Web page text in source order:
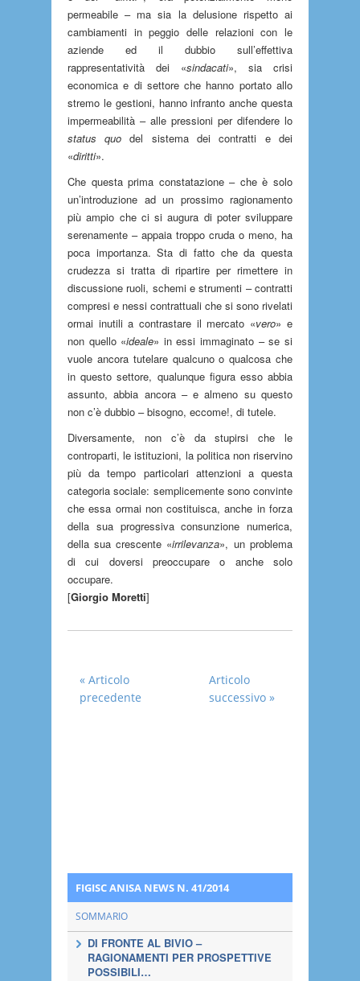
permeabile – ma sia la delusione rispetto ai
cambiamenti in peggio delle relazioni con le
aziende ed il dubbio sull’effettiva
rappresentatività dei «sindacati», sia crisi
economica e di settore che hanno portato allo
stremo le gestioni, hanno infranto anche questa
impermeabilità – alle pressioni per difendere lo
status quo del sistema dei contratti e dei
«diritti».
Che questa prima constatazione – che è solo
un’introduzione ad un prossimo ragionamento
più ampio che ci si augura di poter sviluppare
serenamente – appaia troppo cruda o meno, ha
poca importanza. Sta di fatto che da questa
crudezza si tratta di ripartire per rimettere in
discussione ruoli, schemi e strumenti – contratti
compresi e nessi contrattuali che si sono rivelati
ormai inutili a contrastare il mercato «vero» e
non quello «ideale» in essi immaginato – se si
vuole ancora tutelare qualcuno o qualcosa che
in questo settore, qualunque figura esso abbia
assunto, abbia ancora – e almeno su questo
non c’è dubbio – bisogno, eccome!, di tutele.
Diversamente, non c’è da stupirsi che le
controparti, le istituzioni, la politica non riservino
più da tempo particolari attenzioni a questa
categoria sociale: semplicemente sono convinte
che essa ormai non costituisca, anche in forza
della sua progressiva consunzione numerica,
della sua crescente «irrilevanza», un problema
di cui doversi preoccupare o anche solo
occupare.
[Giorgio Moretti]
« Articolo
precedente
Articolo
successivo »
FIGISC ANISA NEWS N. 41/2014
SOMMARIO
DI FRONTE AL BIVIO –
RAGIONAMENTI PER PROSPETTIVE
POSSIBILI…